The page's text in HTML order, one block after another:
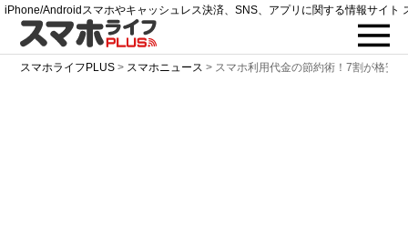
iPhone/Androidスマホやキャッシュレス決済、SNS、アプリに関する情報サイト
スマホライフPLUS > スマホニュース > スマホ利用代金の節約術！7割が格安